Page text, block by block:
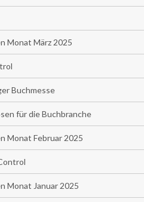
Monat März 2025
Buchmesse
für die Buchbranche
Monat Februar 2025
Monat Januar 2025